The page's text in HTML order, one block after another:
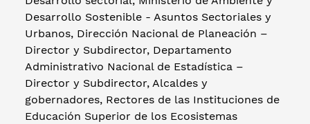
Desarrollo Sostenible - Asuntos Sectoriales y
Urbanos, Dirección Nacional de Planeación –
Director y Subdirector, Departamento
Administrativo Nacional de Estadística –
Director y Subdirector, Alcaldes y
gobernadores, Rectores de las Instituciones de
Educación Superior de los Ecosistemas